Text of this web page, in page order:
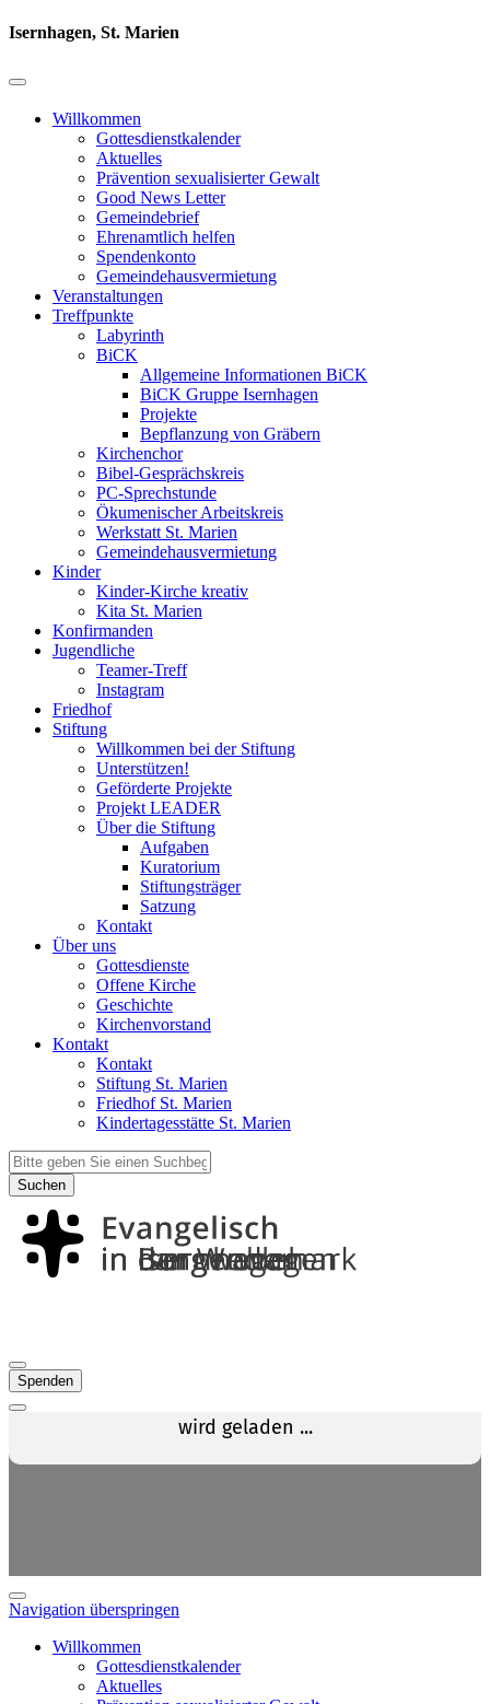
Isernhagen, St. Marien
Willkommen
Gottesdienstkalender
Aktuelles
Prävention sexualisierter Gewalt
Good News Letter
Gemeindebrief
Ehrenamtlich helfen
Spendenkonto
Gemeindehausvermietung
Veranstaltungen
Treffpunkte
Labyrinth
BiCK
Allgemeine Informationen BiCK
BiCK Gruppe Isernhagen
Projekte
Bepflanzung von Gräbern
Kirchenchor
Bibel-Gesprächskreis
PC-Sprechstunde
Ökumenischer Arbeitskreis
Werkstatt St. Marien
Gemeindehausvermietung
Kinder
Kinder-Kirche kreativ
Kita St. Marien
Konfirmanden
Jugendliche
Teamer-Treff
Instagram
Friedhof
Stiftung
Willkommen bei der Stiftung
Unterstützen!
Geförderte Projekte
Projekt LEADER
Über die Stiftung
Aufgaben
Kuratorium
Stiftungsträger
Satzung
Kontakt
Über uns
Gottesdienste
Offene Kirche
Geschichte
Kirchenvorstand
Kontakt
Kontakt
Stiftung St. Marien
Friedhof St. Marien
Kindertagesstätte St. Marien
Suchen
Spenden
Navigation überspringen
Willkommen
Gottesdienstkalender
Aktuelles